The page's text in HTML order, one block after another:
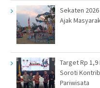
Sekaten
Ajak
Target Rp
Soroti
Pariwisata